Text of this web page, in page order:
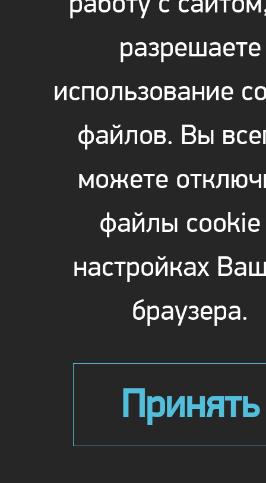
разрешаете
использование
файлов. Вы
можете
файлы cookie
настройках
браузера.
Принять